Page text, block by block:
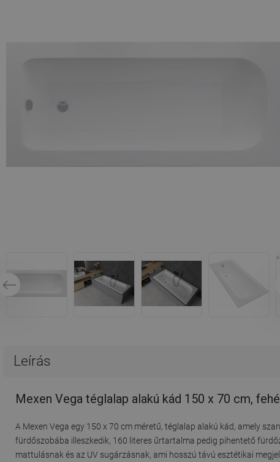
Leírás
Mexen Vega téglalap alakú kád 150 x 70 cm,
A Mexen Vega egy 150 x 70 cm méretű, téglalap alakú kád, amely
fürdőszobába illeszkedik, 160 literes űrtartalma pedig pihentető
mattulásnak és az UV sugárzásnak, ami hosszú távú esztétikai